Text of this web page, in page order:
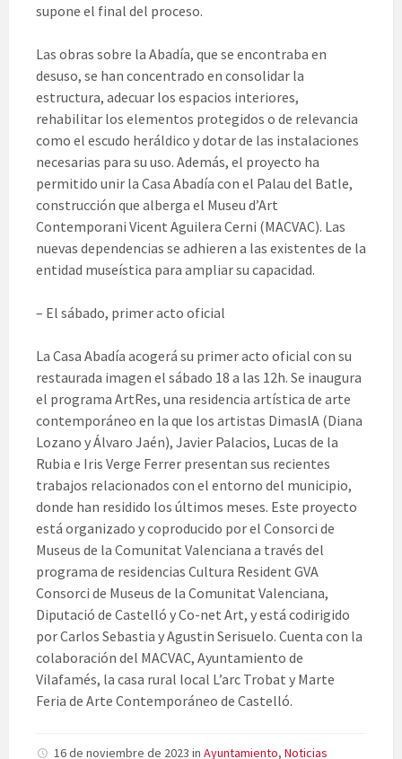
supone el final del proceso.
Las obras sobre la Abadía, que se encontraba en
desuso, se han concentrado en consolidar la
estructura, adecuar los espacios interiores,
rehabilitar los elementos protegidos o de relevancia
como el escudo heráldico y dotar de las instalaciones
necesarias para su uso. Además, el proyecto ha
permitido unir la Casa Abadía con el Palau del Batle,
construcción que alberga el Museu d’Art
Contemporani Vicent Aguilera Cerni (MACVAC). Las
nuevas dependencias se adhieren a las existentes de la
entidad museística para ampliar su capacidad.
– El sábado, primer acto oficial
La Casa Abadía acogerá su primer acto oficial con su
restaurada imagen el sábado 18 a las 12h. Se inaugura
el programa ArtRes, una residencia artística de arte
contemporáneo en la que los artistas DimaslA (Diana
Lozano y Álvaro Jaén), Javier Palacios, Lucas de la
Rubia e Iris Verge Ferrer presentan sus recientes
trabajos relacionados con el entorno del municipio,
donde han residido los últimos meses. Este proyecto
está organizado y coproducido por el Consorci de
Museus de la Comunitat Valenciana a través del
programa de residencias Cultura Resident GVA
Consorci de Museus de la Comunitat Valenciana,
Diputació de Castelló y Co-net Art, y está codirigido
por Carlos Sebastia y Agustin Serisuelo. Cuenta con la
colaboración del MACVAC, Ayuntamiento de
Vilafamés, la casa rural local L’arc Trobat y Marte
Feria de Arte Contemporáneo de Castelló.
16 de noviembre de 2023 in Ayuntamiento, Noticias